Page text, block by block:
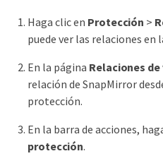
Haga clic en Protección >
puede ver las relaciones en
En la página Relaciones
relación de SnapMirror
protección.
En la barra de acciones,
protección.